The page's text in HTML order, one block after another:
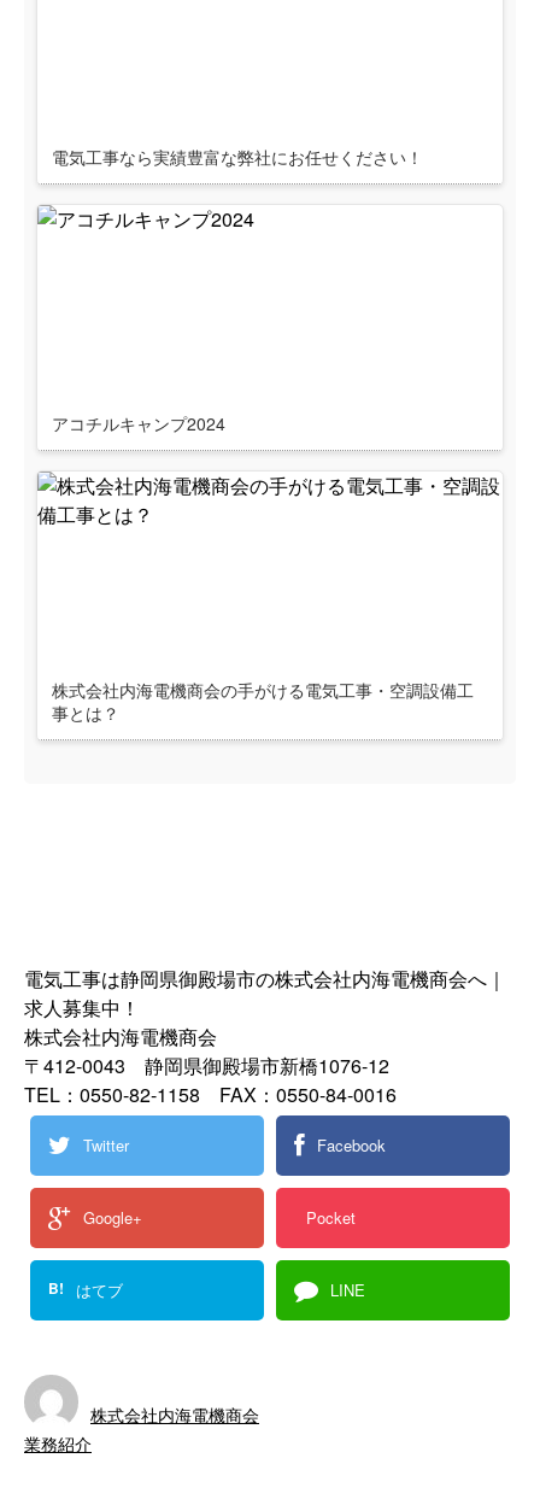
電気工事なら実績豊富な弊社にお任せください！
アコチルキャンプ2024
株式会社内海電機商会の手がける電気工事・空調設備工
事とは？
電気工事は静岡県御殿場市の株式会社内海電機商会へ｜
求人募集中！
株式会社内海電機商会
〒412-0043 静岡県御殿場市新橋1076-12
TEL：0550-82-1158 FAX：0550-84-0016
Twitter Facebook
Google+ Pocket
B! はてブ LINE
株式会社内海電機商会
業務紹介